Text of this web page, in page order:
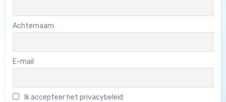
Achternaam
E-mail
Ik accepteer het privacybeleid